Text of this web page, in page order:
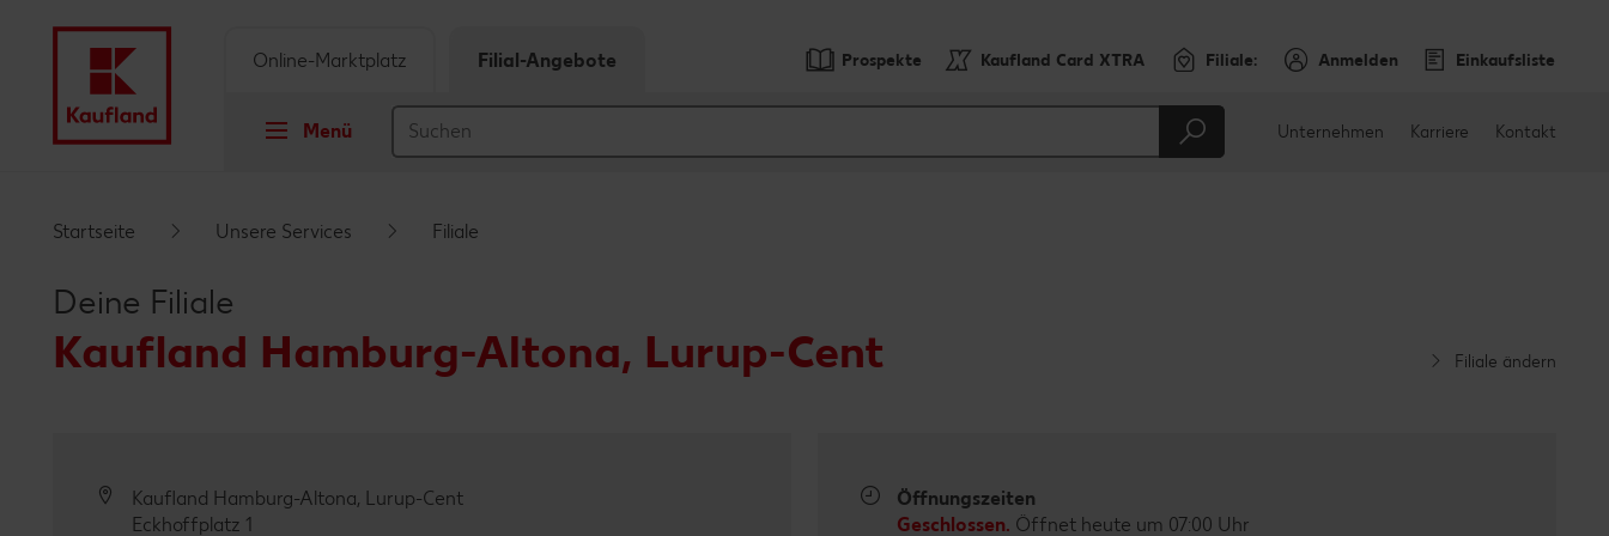
Footer
Prospekte Kaufland Card XTRA Filiale: Anmelden Einkaufsliste
Menü
Online-Marktplatz Filial-Angebote
Unternehmen Karriere Kontakt
Startseite Unsere Services Filiale
Deine Filiale
Kaufland Hamburg-Altona, Lurup-Cent Filiale ändern
Kaufland Hamburg-Altona, Lurup-Cent
Eckhoffplatz 1
Öffnungszeiten
Geschlossen. Öffnet heute um 07:00 Uhr